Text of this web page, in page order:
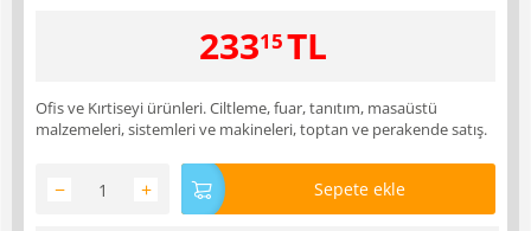
23315TL
Ofis ve Kırtiseyi ürünleri. Ciltleme, fuar, tanıtım, masaüstü
malzemeleri, sistemleri ve makineleri, toptan ve perakende satış.
+
− Sepete ekle